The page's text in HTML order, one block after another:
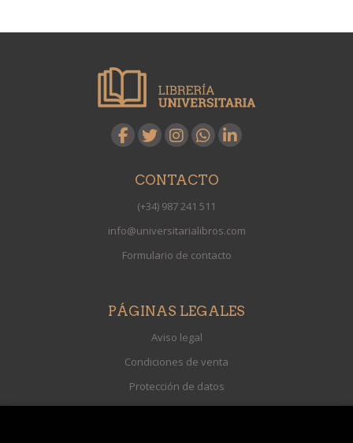
CONTACTO
(+34) 987 241 511
info@universitarialibros.com
Formulario de contacto
PÁGINAS LEGALES
Aviso legal
Condiciones de venta
Protección de datos
Política de Cookies